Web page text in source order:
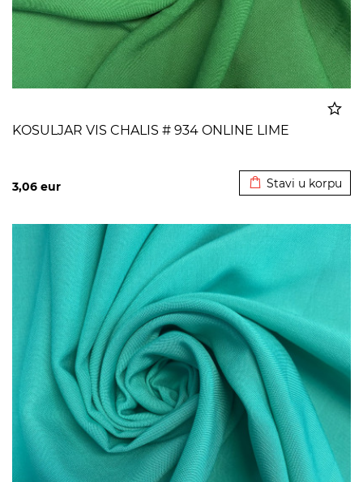
KOSULJAR VIS CHALIS # 934 ONLINE LIME
3,06 eur Stavi u korpu